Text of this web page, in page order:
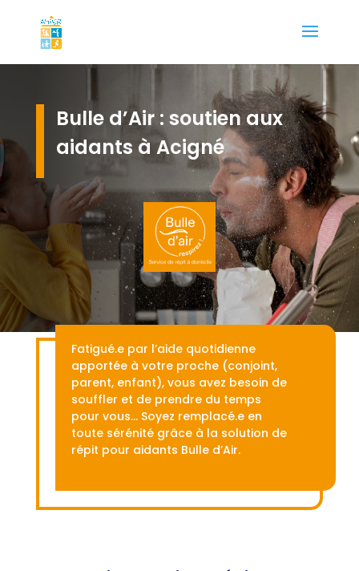
Bulle d’Air : soutien aux
aidants à Acigné
Fatigué.e par l’aide quotidienne
apportée à votre proche (conjoint,
parent, enfant), vous avez besoin de
souffler et de prendre du temps
pour vous… Soyez remplacé.e en
toute sérénité grâce à la solution de
répit pour aidants Bulle d’Air.